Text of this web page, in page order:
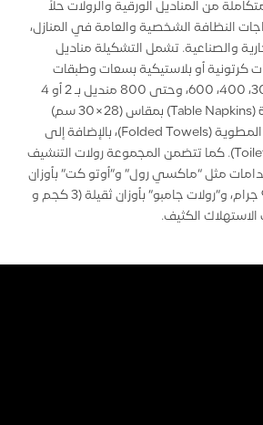
من المناديل الورقية والرولات حلاً
النظافة الشخصية والعامة في المنازل،
والصناعية. تشمل التشكيلة مناديل
كرتونية أو بلاستيكية بسعات وطبقات
متعددة (مثل 200، 300، 400، 600، وحتى 800 منديل بـ 2 أو 4
طبقات)، مناديل السفرة (Table Napkins) بمقاس (28×30 سم)
للمطاعم، مناشف اليد المطوية (Folded Towels)، بالإضافة إلى
رولات الحمام (Toilet Paper). كما تتضمن المجموعة رولات التنشيف
مثل “ماكسي رول” و”أوتو كت” بأوزان
مختلفة تصل إلى 900 جرام، و”رولات جامبو” بأوزان ثقيلة (3 كجم و